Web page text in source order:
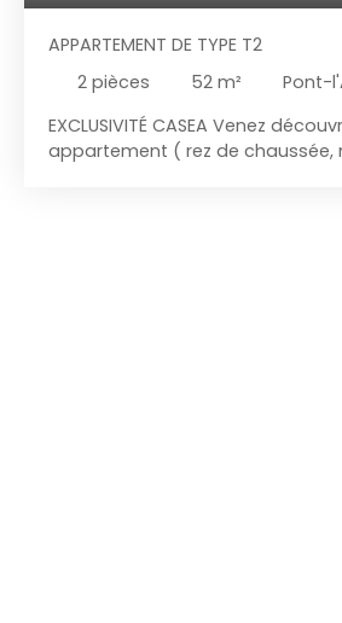
APPARTEMENT DE TYPE T2
2 pièces 52 m²
Pont-
EXCLUSIVITÉ CASEA Venez
appartement ( rez de chaussée,